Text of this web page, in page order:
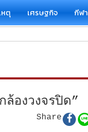
ตุ เศรษฐกิจ กีฬา
องวงจรปิด”
Share